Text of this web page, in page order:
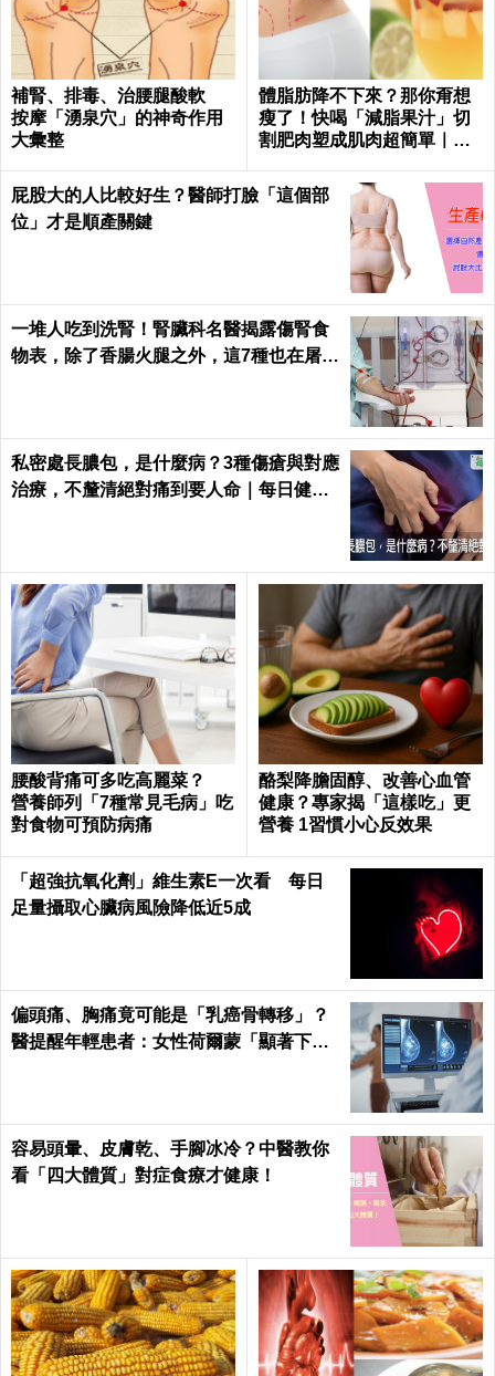
補腎、排毒、治腰腿酸軟
按摩「湧泉穴」的神奇作用
大彙整
體脂肪降不下來？那你甭想
瘦了！快喝「減脂果汁」切
割肥肉塑成肌肉超簡單｜每
屁股大的人比較好生？醫師打臉「這個部
位」才是順產關鍵
一堆人吃到洗腎！腎臟科名醫揭露傷腎食
物表，除了香腸火腿之外，這7種也在屠殺
私密處長膿包，是什麼病？3種傷瘡與對應
治療，不釐清絕對痛到要人命｜每日健康
腰酸背痛可多吃高麗菜？
營養師列「7種常見毛病」吃
對食物可預防病痛
酪梨降膽固醇、改善心血管
健康？專家揭「這樣吃」更
營養 1習慣小心反效果
「超強抗氧化劑」維生素E一次看 每日
足量攝取心臟病風險降低近5成
偏頭痛、胸痛竟可能是「乳癌骨轉移」？
醫提醒年輕患者：女性荷爾蒙「顯著下
容易頭暈、皮膚乾、手腳冰冷？中醫教你
看「四大體質」對症食療才健康！